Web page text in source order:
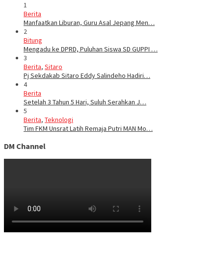
1
Berita
Manfaatkan Liburan, Guru Asal Jepang Men…
2
Bitung
Mengadu ke DPRD, Puluhan Siswa SD GUPPI …
3
Berita, Sitaro
Pj Sekdakab Sitaro Eddy Salindeho Hadiri…
4
Berita
Setelah 3 Tahun 5 Hari, Suluh Serahkan J…
5
Berita, Teknologi
Tim FKM Unsrat Latih Remaja Putri MAN Mo…
DM Channel